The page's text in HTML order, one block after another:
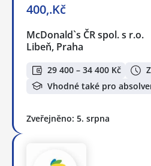
400,.Kč
McDonald`s ČR spol. s r.o.
Libeň, Praha
29 400 – 34 400 Kč
Vhodné také pro
Zveřejněno: 5. srpna